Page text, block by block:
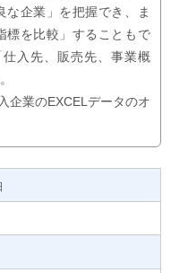
な企業」を把握でき、ま
標を比較」することもで
入先、販売先、事業概
企業のEXCELデータのオ